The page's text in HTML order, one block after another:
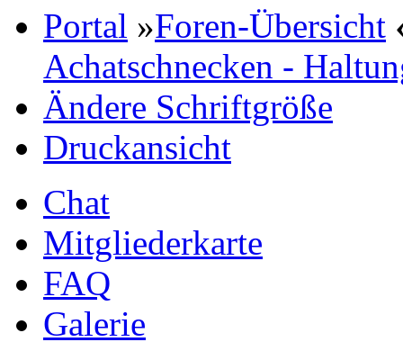
Portal »Foren-Übersicht
Achatschnecken -
Ändere Schriftgröße
Druckansicht
Chat
Mitgliederkarte
FAQ
Galerie